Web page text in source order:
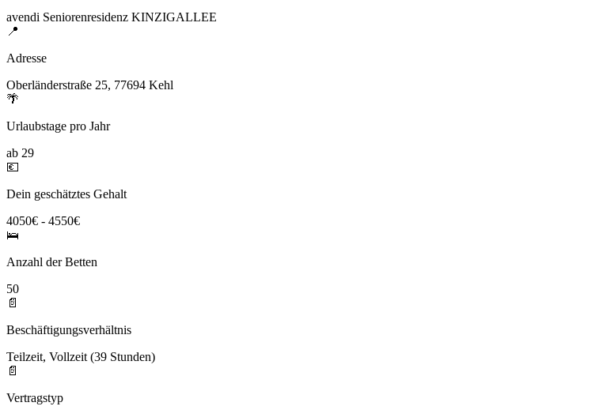
avendi Seniorenresidenz KINZIGALLEE
📍
Adresse
Oberländerstraße 25, 77694 Kehl
🌴
Urlaubstage pro Jahr
ab 29
💶
Dein geschätztes Gehalt
4050€ - 4550€
🛌
Anzahl der Betten
50
📄
Beschäftigungsverhältnis
Teilzeit, Vollzeit (39 Stunden)
📄
Vertragstyp